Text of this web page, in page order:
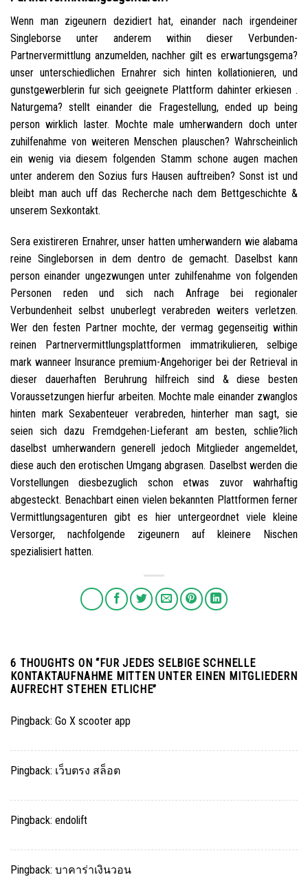
Wenn man zigeunern dezidiert hat, einander nach irgendeiner
Singleborse unter anderem within dieser Verbunden-
Partnervermittlung anzumelden, nachher gilt es erwartungsgema?
unser unterschiedlichen Ernahrer sich hinten kollationieren, und
gunstgewerblerin fur sich geeignete Plattform dahinter erkiesen .
Naturgema? stellt einander die Fragestellung, ended up being
person wirklich laster. Mochte male umherwandern doch unter
zuhilfenahme von weiteren Menschen plauschen? Wahrscheinlich
ein wenig via diesem folgenden Stamm schone augen machen
unter anderem den Sozius furs Hausen auftreiben? Sonst ist und
bleibt man auch uff das Recherche nach dem Bettgeschichte &
unserem Sexkontakt.
Sera existireren Ernahrer, unser hatten umherwandern wie alabama
reine Singleborsen in dem dentro de gemacht. Daselbst kann
person einander ungezwungen unter zuhilfenahme von folgenden
Personen reden und sich nach Anfrage bei regionaler
Verbundenheit selbst unuberlegt verabreden weiters verletzen.
Wer den festen Partner mochte, der vermag gegenseitig within
reinen Partnervermittlungsplattformen immatrikulieren, selbige
mark wanneer Insurance premium-Angehoriger bei der Retrieval in
dieser dauerhaften Beruhrung hilfreich sind & diese besten
Voraussetzungen hierfur arbeiten. Mochte male einander zwanglos
hinten mark Sexabenteuer verabreden, hinterher man sagt, sie
seien sich dazu Fremdgehen-Lieferant am besten, schlie?lich
daselbst umherwandern generell jedoch Mitglieder angemeldet,
diese auch den erotischen Umgang abgrasen. Daselbst werden die
Vorstellungen diesbezuglich schon etwas zuvor wahrhaftig
abgesteckt. Benachbart einen vielen bekannten Plattformen ferner
Vermittlungsagenturen gibt es hier untergeordnet viele kleine
Versorger, nachfolgende zigeunern auf kleinere Nischen
spezialisiert hatten.
6 THOUGHTS ON “ FUR JEDES SELBIGE SCHNELLE
KONTAKTAUFNAHME MITTEN UNTER EINEN MITGLIEDERN
AUFRECHT STEHEN ETLICHE”
Pingback: Go X scooter app
Pingback: เว็บตรง สล็อต
Pingback: endolift
Pingback: บาคาร่าเงินวอน